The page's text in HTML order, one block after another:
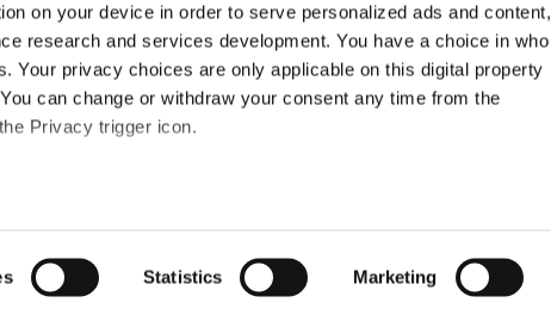
on your device in order to serve personalized ads and content,
research and services development. You have a choice in who
Your privacy choices are only applicable on this digital property
can change or withdraw your consent any time from the
Privacy trigger icon.
scanning it for specific characteristics (fingerprinting)
Statistics Marketing